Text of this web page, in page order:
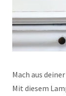
Mach aus
Mit diesem